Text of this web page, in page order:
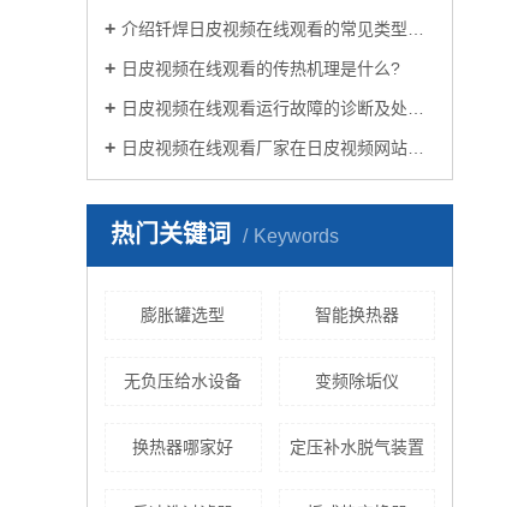
介绍钎焊日皮视频在线观看的常见类型有哪些
日皮视频在线观看的传热机理是什么?
日皮视频在线观看运行故障的诊断及处理方法
日皮视频在线观看厂家在日皮视频网站生活中有哪些作用？
热门关键词 Keywords
膨胀罐选型 智能换热器
无负压给水设备 变频除垢仪
换热器哪家好 定压补水脱气装置